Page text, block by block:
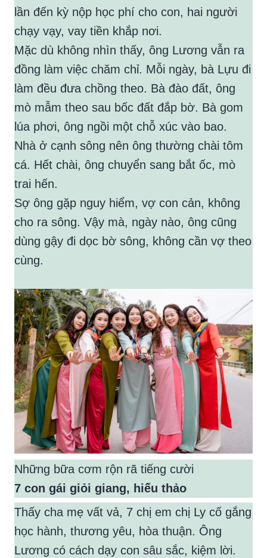
lần đến kỳ nộp học phí cho con, hai người
chạy vạy, vay tiền khắp nơi.
Mặc dù không nhìn thấy, ông Lương vẫn ra
đồng làm việc chăm chỉ. Mỗi ngày, bà Lựu đi
làm đều đưa chồng theo. Bà đào đất, ông
mò mẫm theo sau bốc đất đắp bờ. Bà gom
lúa phơi, ông ngồi một chỗ xúc vào bao.
Nhà ở cạnh sông nên ông thường chài tôm
cá. Hết chài, ông chuyển sang bắt ốc, mò
trai hến.
Sợ ông gặp nguy hiểm, vợ con cản, không
cho ra sông. Vậy mà, ngày nào, ông cũng
dùng gậy đi dọc bờ sông, không cần vợ theo
cùng.
Những bữa cơm rộn rã tiếng cười
7 con gái giỏi giang, hiếu thảo
Thấy cha mẹ vất vả, 7 chị em chị Ly cố gắng
học hành, thương yêu, hòa thuận. Ông
Lương có cách dạy con sâu sắc, kiệm lời.